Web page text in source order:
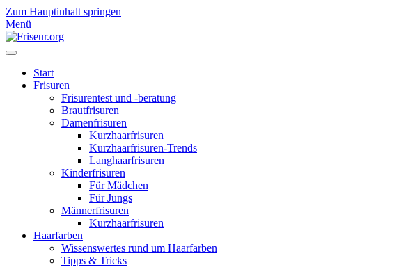
Zum Hauptinhalt springen
Menü
Start
Frisuren
Frisurentest und -beratung
Brautfrisuren
Damenfrisuren
Kurzhaarfrisuren
Kurzhaarfrisuren-Trends
Langhaarfrisuren
Kinderfrisuren
Für Mädchen
Für Jungs
Männerfrisuren
Kurzhaarfrisuren
Haarfarben
Wissenswertes rund um Haarfarben
Tipps & Tricks